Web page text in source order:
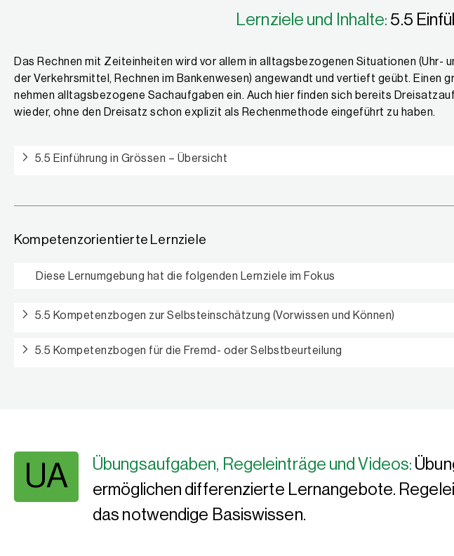
Lernziele und Inhalte: 5.5
Das Rechnen mit Zeiteinheiten wird vor allem in alltagsbezogenen Situationen (Uhr-
der Verkehrsmittel, Rechnen im Bankenwesen) angewandt und vertieft geübt. Einen
nehmen alltagsbezogene Sachaufgaben ein. Auch hier finden sich bereits
wieder, ohne den Dreisatz schon explizit als Rechenmethode eingeführt zu haben.
5.5 Einführung in Grössen – Übersicht
Kompetenzorientierte Lernziele
Diese Lernumgebung hat die folgenden Lernziele im Fokus
5.5 Kompetenzbogen zur Selbsteinschätzung (Vorwissen und Können)
5.5 Kompetenzbogen für die Fremd- oder Selbstbeurteilung
UA Übungsaufgaben, Regeleinträge und Videos:
ermöglichen differenzierte Lernangebote.
das notwendige Basiswissen.